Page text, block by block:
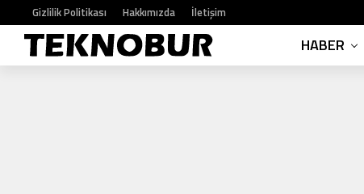
Gizlilik Politikası Hakkımızda İletişim
HABER